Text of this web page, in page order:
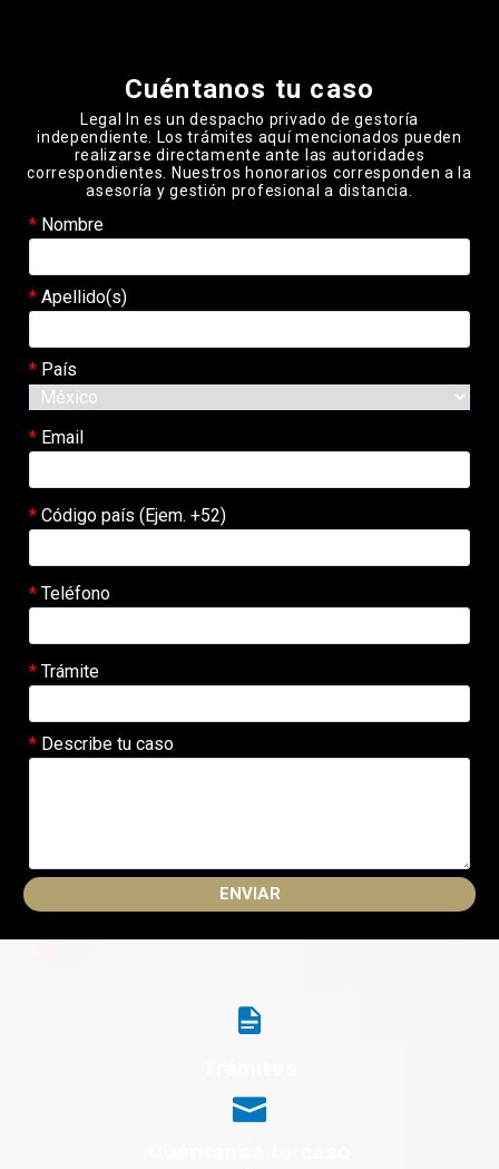
Cuéntanos tu caso
Legal In es un despacho privado de gestoría
independiente. Los trámites aquí mencionados pueden
realizarse directamente ante las autoridades
correspondientes. Nuestros honorarios corresponden a la
asesoría y gestión profesional a distancia.
Nombre
Apellido(s)
País
Email
Código país (Ejem. +52)
Teléfono
Trámite
Describe tu caso
Please leave this field empty.